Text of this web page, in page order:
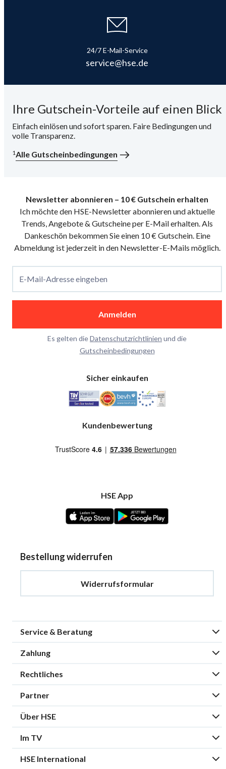
24/7 E-Mail-Service
service@hse.de
Ihre Gutschein-Vorteile auf einen Blick
Einfach einlösen und sofort sparen. Faire Bedingungen und
volle Transparenz.
1Alle Gutscheinbedingungen
Newsletter abonnieren – 10 € Gutschein erhalten
Ich möchte den HSE-Newsletter abonnieren und aktuelle
Trends, Angebote & Gutscheine per E-Mail erhalten. Als
Dankeschön bekommen Sie einen 10 € Gutschein. Eine
Abmeldung ist jederzeit in den Newsletter-E-Mails möglich.
E-Mail-Adresse eingeben
Anmelden
Es gelten dieDatenschutzrichtlinien und die
Gutscheinbedingungen
Sicher einkaufen
Kundenbewertung
HSE App
Bestellung widerrufen
Widerrufsformular
Service & Beratung
Zahlung
Rechtliches
Partner
Über HSE
Im TV
HSE International